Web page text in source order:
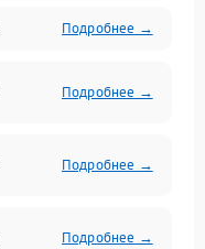
Подробнее →
Подробнее →
Подробнее →
Подробнее →